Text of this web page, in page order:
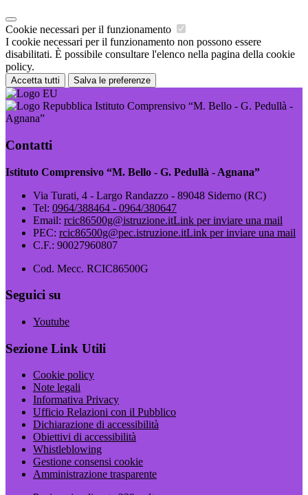
Cookie necessari per il funzionamento
I cookie necessari per il funzionamento non possono essere
disabilitati. È possibile consultare l'elenco nella pagina della cookie
policy.
Accetta tutti Salva le preferenze
Istituto Comprensivo “M. Bello - G. Pedullà -
Agnana”
Contatti
Istituto Comprensivo “M. Bello - G. Pedullà - Agnana”
Via Turati, 4 - Largo Randazzo - 89048 Siderno (RC)
Tel: 0964/388464 - 0964/380647
Email: rcic86500g@istruzione.itLink per inviare una mail
PEC: rcic86500g@pec.istruzione.itLink per inviare una mail
C.F.: 90027960807
Cod. Mecc. RCIC86500G
Seguici su
Youtube
Sezione Link Utili
Cookie policy
Note legali
Informativa Privacy
Ufficio Relazioni con il Pubblico
Dichiarazione di accessibilità
Obiettivi di accessibilità
Whistleblowing
Gestione consensi cookie
Amministrazione trasparente